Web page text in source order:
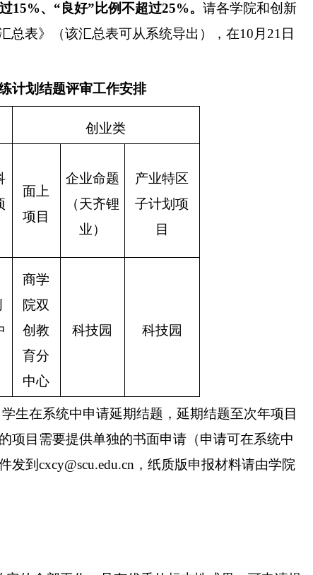
15%、 “良好”比例不超过25%。 请各学院和创新
总表》（该汇总表可从系统导出），在10 月 21 日
计划结题评审工作安排
创业类
面上
项目
企业命题
（天齐锂
业）
产业特区
子计划项
目
商学
院双
创教
育分
中心
科技园 科技园
生在系统中申请延期结题，延期结题至次年项目
项目需要提供单独的书面申请（申请可在系统中
发到 cxcy@scu.edu.cn ，纸质版申报材料请由学院